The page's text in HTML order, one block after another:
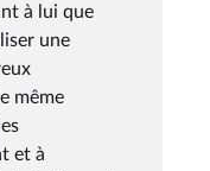
à lui que
une
même
et à